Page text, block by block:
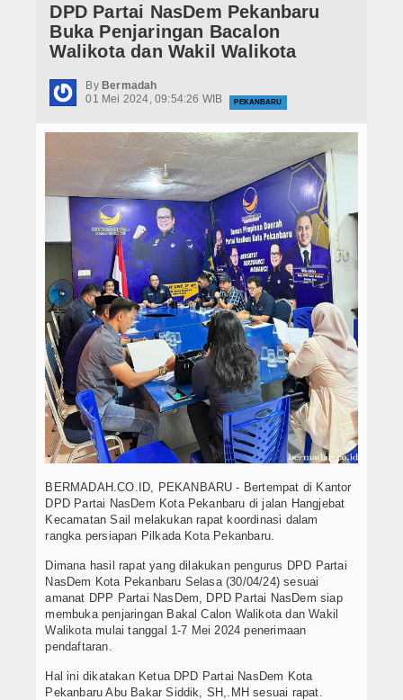
Nasional
Internasional
Hukrim
Berita Foto
Budaya & Pariwisata
Ekbis
Olahraga
DPD Partai NasDem Pekanbaru
Buka Penjaringan Bacalon
Walikota dan Wakil Walikota
By Bermadah
01 Mei 2024, 09:54:26 WIB
PEKANBARU
BERMADAH.CO.ID, PEKANBARU - Bertempat di Kantor
DPD Partai NasDem Kota Pekanbaru di jalan Hangjebat
Kecamatan Sail melakukan rapat koordinasi dalam
rangka persiapan Pilkada Kota Pekanbaru.
Dimana hasil rapat yang dilakukan pengurus DPD Partai
NasDem Kota Pekanbaru Selasa (30/04/24) sesuai
amanat DPP Partai NasDem, DPD Partai NasDem siap
membuka penjaringan Bakal Calon Walikota dan Wakil
Walikota mulai tanggal 1-7 Mei 2024 penerimaan
pendaftaran.
Hal ini dikatakan Ketua DPD Partai NasDem Kota
Pekanbaru Abu Bakar Siddik, SH,.MH sesuai rapat.